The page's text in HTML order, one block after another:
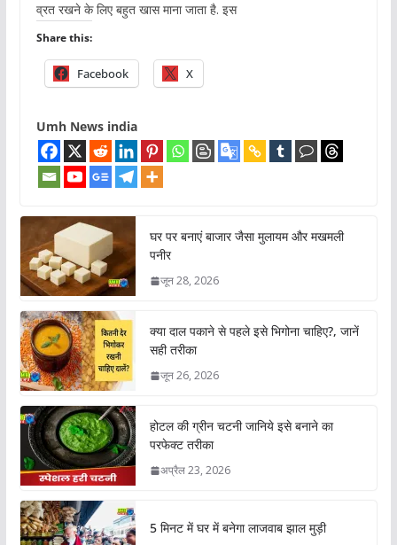
व्रत रखने के लिए बहुत खास माना जाता है. इस
Share this:
Facebook X
Umh News india
घर पर बनाएं बाजार जैसा मुलायम और मखमली
पनीर
जून 28, 2026
क्या दाल पकाने से पहले इसे भिगोना चाहिए?, जानें
सही तरीका
जून 26, 2026
होटल की ग्रीन चटनी जानिये इसे बनाने का
परफेक्ट तरीका
अप्रैल 23, 2026
5 मिनट में घर में बनेगा लाजवाब झाल मुड़ी